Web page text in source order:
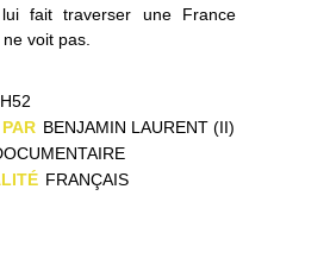
fait traverser une France
voit pas.
BENJAMIN LAURENT (II)
FRANÇAIS